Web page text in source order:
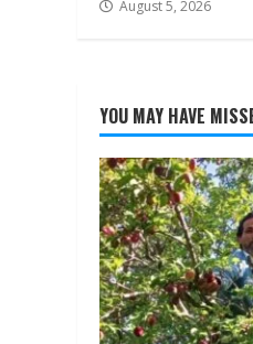
August 5, 2026
YOU MAY HAVE